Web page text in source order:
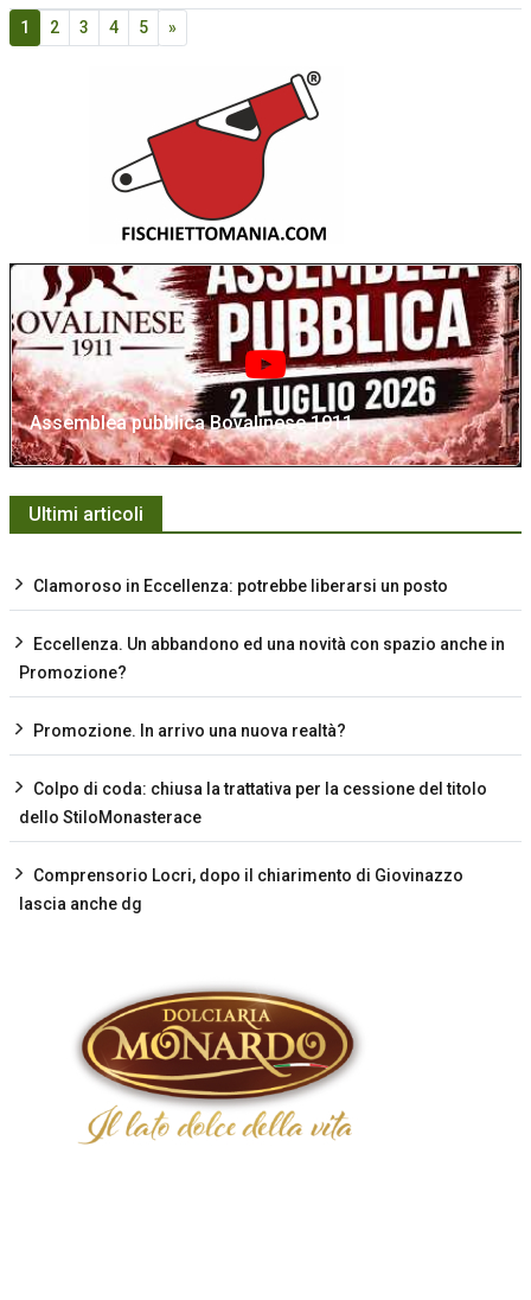
1 2 3 4 5 »
Assemblea pubblica Bovalinese 1911
Ultimi articoli
Clamoroso in Eccellenza: potrebbe liberarsi un posto
Eccellenza. Un abbandono ed una novità con spazio anche in
Promozione?
Promozione. In arrivo una nuova realtà?
Colpo di coda: chiusa la trattativa per la cessione del titolo
dello StiloMonasterace
Comprensorio Locri, dopo il chiarimento di Giovinazzo
lascia anche dg